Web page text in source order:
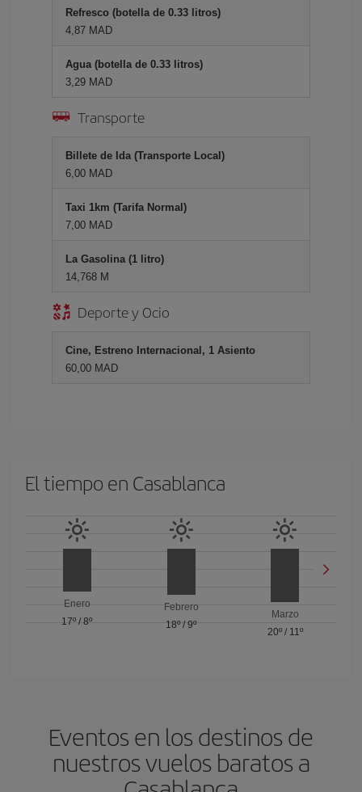
Refresco (botella de 0.33 litros)
4,87 MAD
Agua (botella de 0.33 litros)
3,29 MAD
Transporte
Billete de Ida (Transporte Local)
6,00 MAD
Taxi 1km (Tarifa Normal)
7,00 MAD
La Gasolina (1 litro)
14,768 M
Deporte y Ocio
Cine, Estreno Internacional, 1 Asiento
60,00 MAD
El tiempo en Casablanca
Enero
17º /8º
Febrero
18º/ 9º
Marzo
20º/ 11º
Eventos en los destinos de
nuestros vuelos baratos a